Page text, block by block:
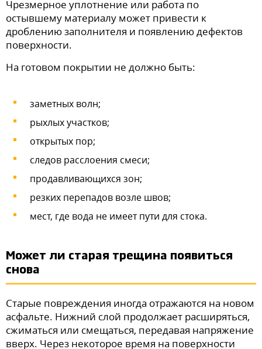
Чрезмерное уплотнение или работа по
остывшему материалу может привести к
дроблению заполнителя и появлению дефектов
поверхности.
На готовом покрытии не должно быть:
заметных волн;
рыхлых участков;
открытых пор;
следов расслоения смеси;
продавливающихся зон;
резких перепадов возле швов;
мест, где вода не имеет пути для стока.
Может ли старая трещина появиться
снова
Старые повреждения иногда отражаются на новом
асфальте. Нижний слой продолжает расширяться,
сжиматься или смещаться, передавая напряжение
вверх. Через некоторое время на поверхности